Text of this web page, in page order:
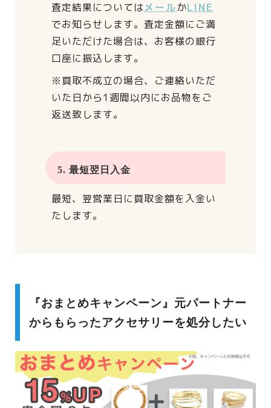
査定結果についてはメールかLINE
でお知らせします。 査定金額にご満
足いただけた場合は、 お客様の銀行
口座に振込します。
※買取不成立の場合、 ご連絡いただ
いた日から1週間以内にお品物をご
返送致します。
5. 最短翌日入金
最短、翌営業日に買取金額を入金い
たします。
『おまとめキャンペーン』元パートナー
からもらったアクセサリーを処分したい